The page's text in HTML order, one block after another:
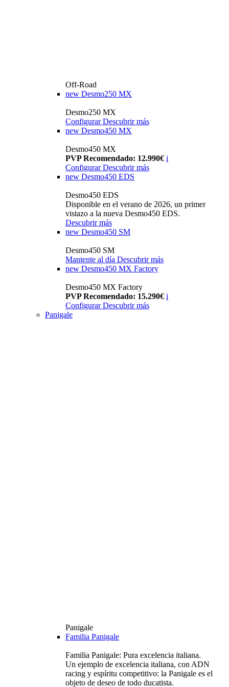
Off-Road
new Desmo250 MX
Desmo250 MX
Configurar Descubrir más
new Desmo450 MX
Desmo450 MX
PVP Recomendado: 12.990€ i
Configurar Descubrir más
new Desmo450 EDS
Desmo450 EDS
Disponible en el verano de 2026, un primer
vistazo a la nueva Desmo450 EDS.
Descubrir más
new Desmo450 SM
Desmo450 SM
Mantente al día Descubrir más
new Desmo450 MX Factory
Desmo450 MX Factory
PVP Recomendado: 15.290€ i
Configurar Descubrir más
Panigale
Panigale
Familia Panigale
Familia Panigale: Pura excelencia italiana.
Un ejemplo de excelencia italiana, con ADN
racing y espíritu competitivo: la Panigale es el
objeto de deseo de todo ducatista.